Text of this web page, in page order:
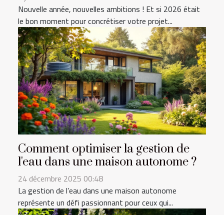
Nouvelle année, nouvelles ambitions ! Et si 2026 était
le bon moment pour concrétiser votre projet...
Comment optimiser la gestion de
l'eau dans une maison autonome ?
24 décembre 2025 00:48
La gestion de l’eau dans une maison autonome
représente un défi passionnant pour ceux qui...